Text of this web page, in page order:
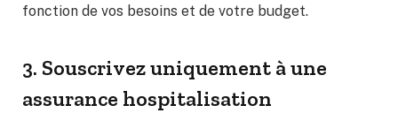
fonction de vos besoins et de votre budget.
3. Souscrivez uniquement à une
assurance hospitalisation